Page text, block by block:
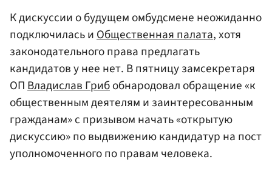
К дискуссии о будущем омбудсмене неожиданно
подключилась иОбщественная палата, хотя
законодательного права предлагать
кандидатов у нее нет. В пятницу замсекретаря
ОПВладислав Грибобнародовал обращение «к
общественным деятелям и заинтересованным
гражданам» с призывом начать «открытую
дискуссию» по выдвижению кандидатур на пост
уполномоченного по правам человека.